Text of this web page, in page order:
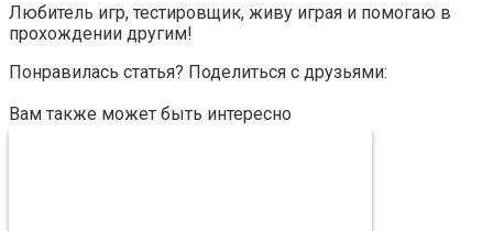
Любитель игр, тестировщик, живу играя и помогаю в
прохождении другим!
Понравилась статья? Поделиться с друзьями:
Вам также может быть интересно